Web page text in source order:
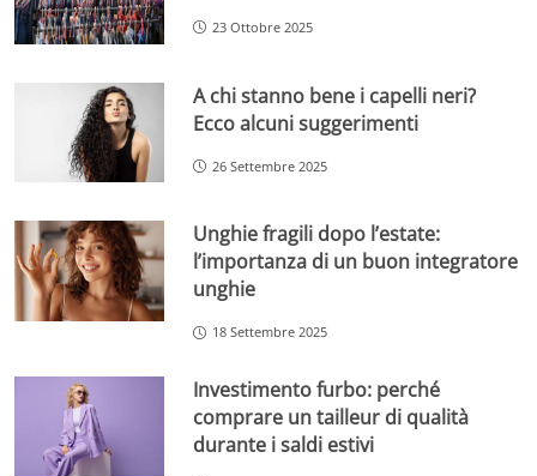
23 Ottobre 2025
A chi stanno bene i capelli neri?
Ecco alcuni suggerimenti
26 Settembre 2025
Unghie fragili dopo l’estate:
l’importanza di un buon integratore
unghie
18 Settembre 2025
Investimento furbo: perché
comprare un tailleur di qualità
durante i saldi estivi